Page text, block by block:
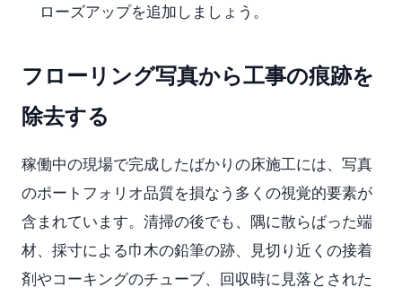
ローズアップを追加しましょう。
フローリング写真から工事の痕跡を
除去する
稼働中の現場で完成したばかりの床施工には、写真
のポートフォリオ品質を損なう多くの視覚的要素が
含まれています。清掃の後でも、隅に散らばった端
材、採寸による巾木の鉛筆の跡、見切り近くの接着
剤やコーキングのチューブ、回収時に見落とされた